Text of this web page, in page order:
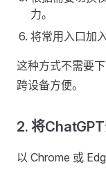
力。
将常用入口加
这种方式不需要
跨设备方便。
2. 将ChatGPT
以 Chrome 或